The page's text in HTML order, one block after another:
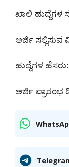
ಖಾಲಿ ಹುದ್ದೆಗಳ
ಅರ್ಜಿ ಸಲ್ಲಿಸುವ
ಹುದ್ದೆಗಳ
ಅರ್ಜಿ ಪ್ರಾರಂಭ